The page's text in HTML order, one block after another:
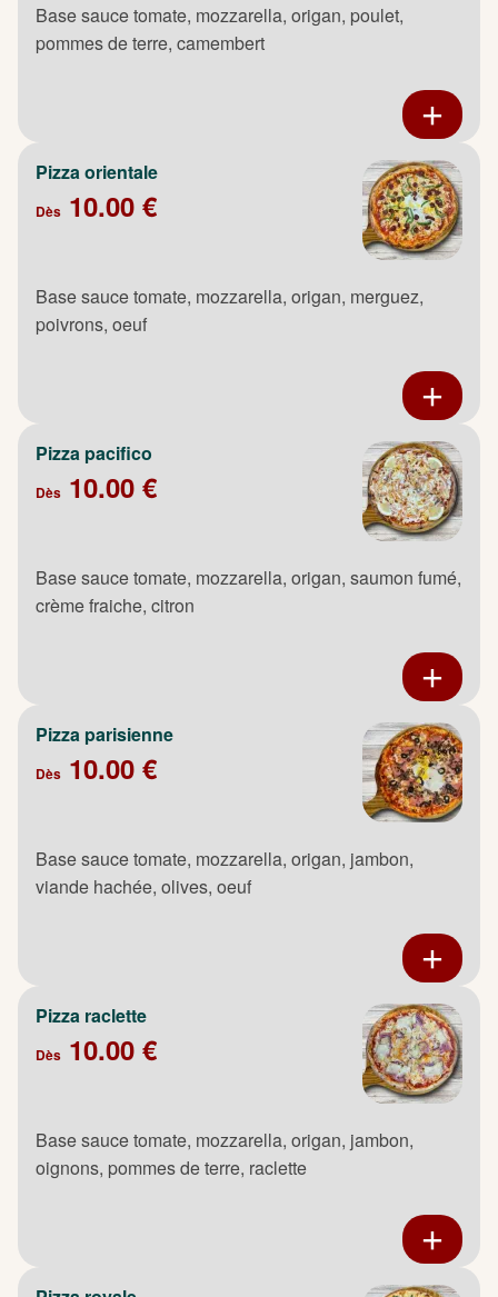
Base sauce tomate, mozzarella, origan, poulet,
pommes de terre, camembert
Pizza orientale
Dès 10.00 €
Base sauce tomate, mozzarella, origan, merguez,
poivrons, oeuf
Pizza pacifico
Dès 10.00 €
Base sauce tomate, mozzarella, origan, saumon fumé,
crème fraiche, citron
Pizza parisienne
Dès 10.00 €
Base sauce tomate, mozzarella, origan, jambon,
viande hachée, olives, oeuf
Pizza raclette
Dès 10.00 €
Base sauce tomate, mozzarella, origan, jambon,
oignons, pommes de terre, raclette